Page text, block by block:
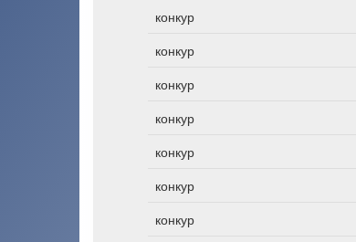
конкур
конкур
конкур
конкур
конкур
конкур
конкур